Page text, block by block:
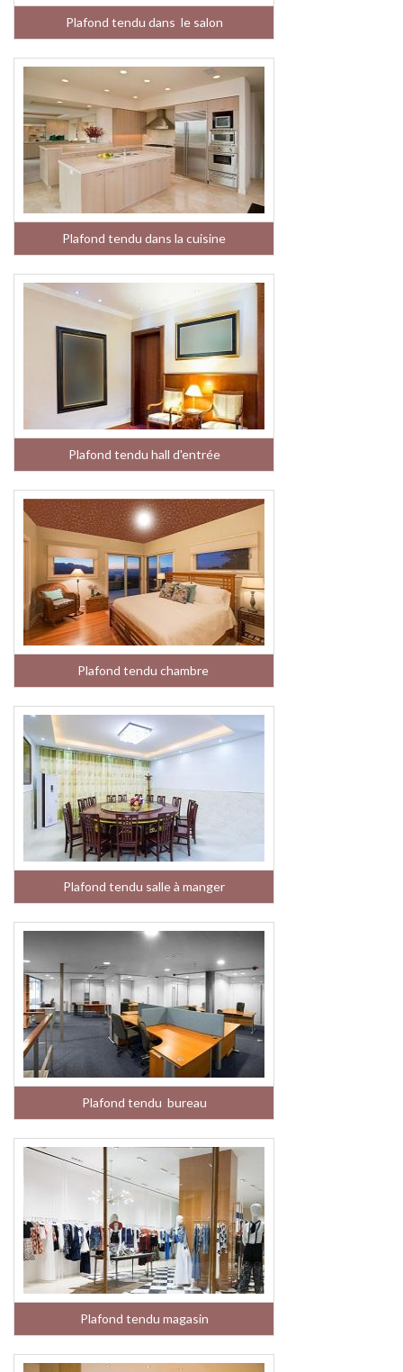
Plafond tendu dans le salon
Plafond tendu dans la cuisine
Plafond tendu hall d'entrée
Plafond tendu chambre
Plafond tendu salle à manger
Plafond tendu bureau
Plafond tendu magasin